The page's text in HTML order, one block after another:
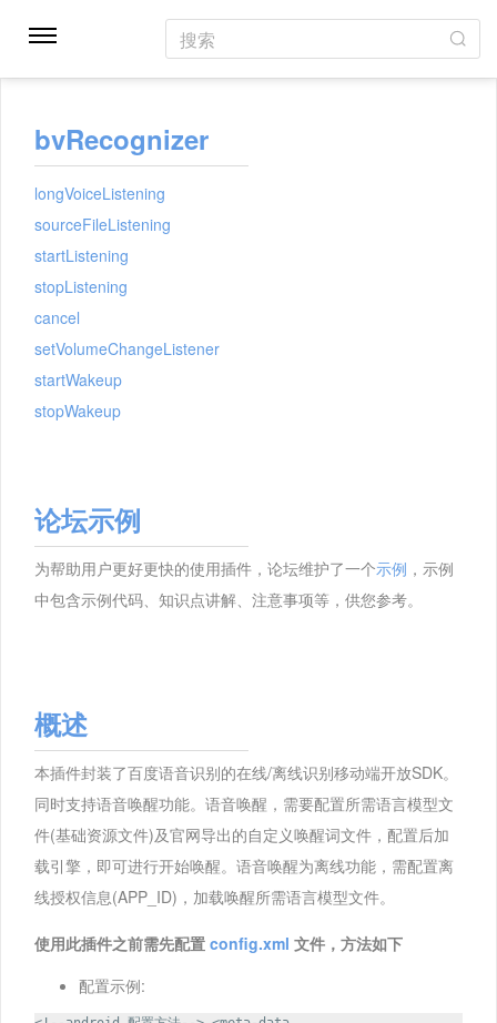
搜索
bvRecognizer
longVoiceListening
sourceFileListening
startListening
stopListening
cancel
setVolumeChangeListener
startWakeup
stopWakeup
论坛示例
为帮助用户更好更快的使用插件，论坛维护了一个示例 ，示例
中包含示例代码、知识点讲解、注意事项等，供您参考。
概述
本插件封装了百度语音识别的在线/离线识别移动端开放SDK。
同时支持语音唤醒功能。语音唤醒，需要配置所需语言模型文
件(基础资源文件)及官网导出的自定义唤醒词文件，配置后加
载引擎，即可进行开始唤醒。语音唤醒为离线功能，需配置离
线授权信息(APP_ID)，加载唤醒所需语言模型文件。
使用此插件之前需先配置 config.xml 文件，方法如下
配置示例: